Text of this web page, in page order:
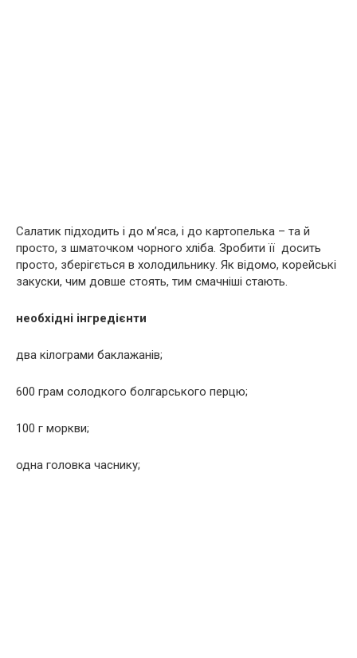
Салатик підходить і до м’яса, і до картопелька – та й
просто, з шматочком чорного хліба. Зробити її досить
просто, зберігється в холодильнику. Як відомо, корейські
закуски, чим довше стоять, тим смачніші стають.
необхідні інгредієнти
два кілограми баклажанів;
600 грам солодкого болгарського перцю;
100 г моркви;
одна головка часнику;